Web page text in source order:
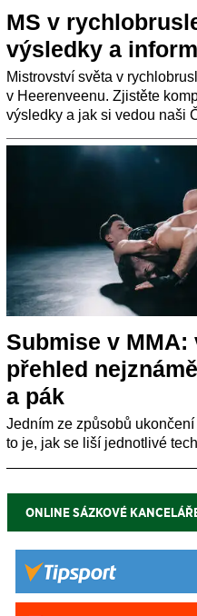
MS v
výsledky a
Mistrovství světa v
v Heerenveenu. Zjistěte
výsledky a jak si vedou naši
Submise v MMA:
přehled
a pák
Jedním ze způsobů
to je, jak se liší jednotlivé
ONLINE SÁZKOVÉ